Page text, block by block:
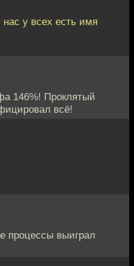
у всех есть имя
146%! Проклятый
всё!
процессы выиграл